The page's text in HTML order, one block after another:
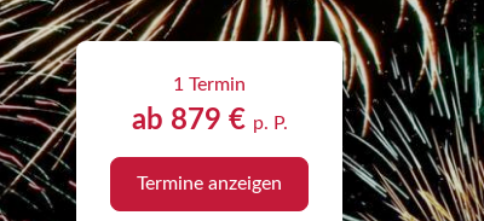
1 Termin
ab 879 € p. P.
Termine anzeigen